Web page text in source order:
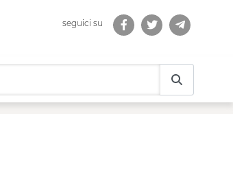
seguici su